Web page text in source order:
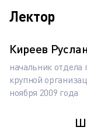
Лектор
Киреев
начальник
крупной
ноября 2009 года